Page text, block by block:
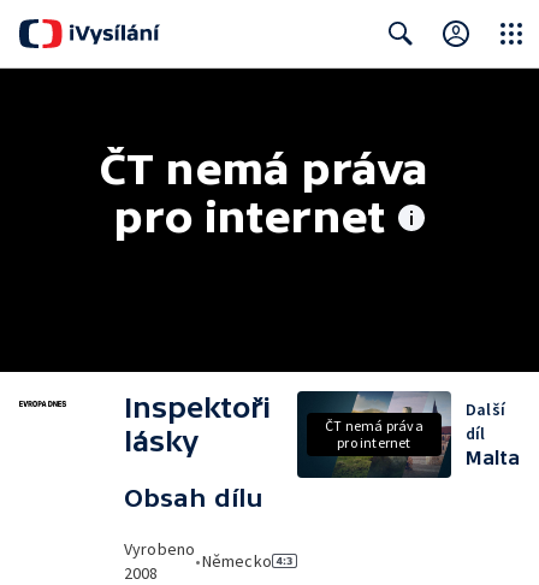
ČT nemá práva
pro internet
Inspektoři
lásky
Obsah dílu
Vyrobeno
2008
•Německo
ČT nemá práva
pro internet
Další
díl
Malta